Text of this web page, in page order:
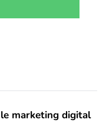
marketing digital